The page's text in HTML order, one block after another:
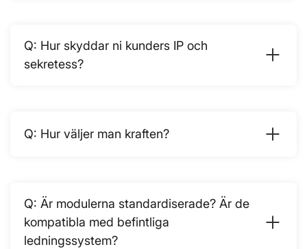
Hur skyddar ni kunders IP och
sekretess?
Hur väljer man kraften?
Är modulerna standardiserade? Är de
kompatibla med befintliga
ledningssystem?